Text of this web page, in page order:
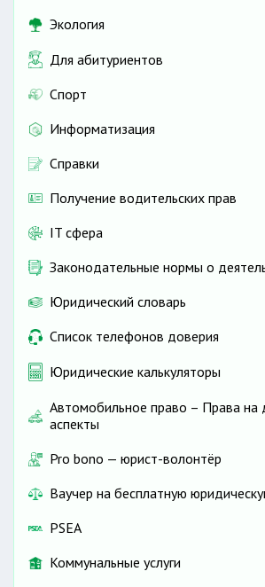
Экология
Для абитуриентов
Спорт
Информатизация
Справки
Получение водительских прав
IT сфера
Законодательные нормы о
Юридический словарь
Список телефонов доверия
Юридические калькуляторы
Автомобильное право – Права на
аспекты
Pro bono — юрист-волонтёр
Ваучер на бесплатную
PSEA
Коммунальные услуги